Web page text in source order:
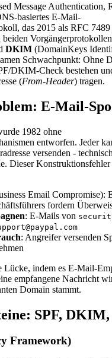
Message Authentication,
basiertes E-Mail-
das 2015 als RFC 7489
Vorgängerprotokollen
DKIM (DomainKeys
Schwachpunkt: Ohne
DKIM-Check bestehen
(From-Header) tragen.
E-Mail-
1982 ohne
entworfen. Jeder
versenden -
Dieser Konstruktionsfehler
Email Compromise):
fordern
: E-Mails von
: Angreifer versenden
indem es E-Mail-
empfangene Nachricht
Domain stammt.
SPF,
Framework)